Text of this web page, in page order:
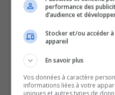
performance des
d’audience et
Stocker et/ou accéder
appareil
En savoir plus
Vos données à caractère
informations liées à votre
uniques et autres types de